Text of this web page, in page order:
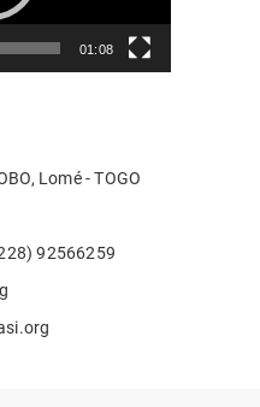
01:08
Lomé - TOGO
92566259